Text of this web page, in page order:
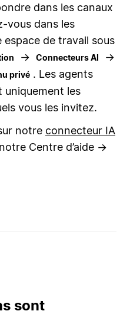
dans les canaux
vous dans les
de travail sous
→ Connecteurs AI →
privé . Les agents
uniquement les
vous les invitez.
notre connecteur IA
Centre d’aide →
sont